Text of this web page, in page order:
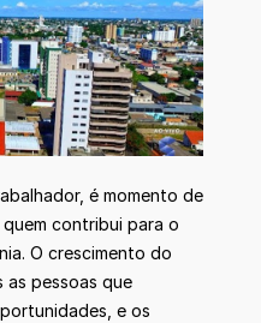
é momento de
contribui para o
O crescimento do
as pessoas que
e os